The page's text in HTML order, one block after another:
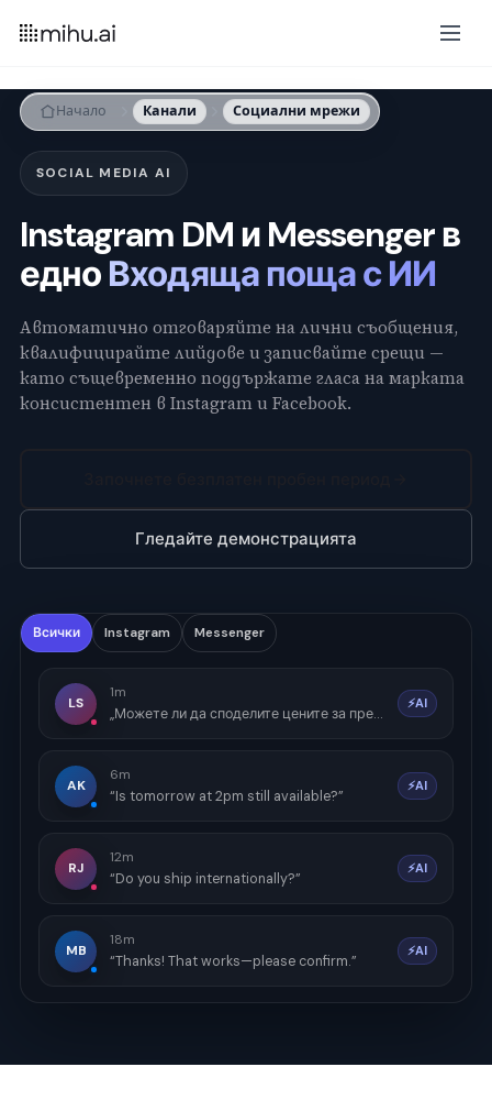
Начало Канали Социални мрежи
SOCIAL MEDIA AI
Instagram DM и Messenger в
едноВходяща поща с ИИ
Автоматично отговаряйте на лични съобщения,
квалифицирайте лийдове и записвайте срещи —
като същевременно поддържате гласа на марката
консистентен в Instagram и Facebook.
Гледайте демонстрацията
Всички Instagram Messenger
LS
1m
„Можете ли да споделите цените за премиум пакета?“
⚡AI
AK
6m
“Is tomorrow at 2pm still available?”
⚡AI
RJ
12m
“Do you ship internationally?”
⚡AI
MB
18m
“Thanks! That works—please confirm.”
⚡AI